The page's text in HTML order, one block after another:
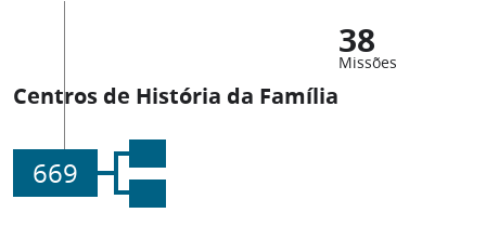
38
Missões
Centros de História da Família
669